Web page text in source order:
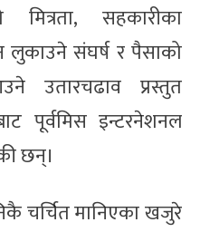
सहकारीका
लुकाउने संघर्ष र पैसाको
उतारचढाव प्रस्तुत
पूर्वमिस इन्टरनेशनल
छन्।
चर्चित मानिएका खजुरे